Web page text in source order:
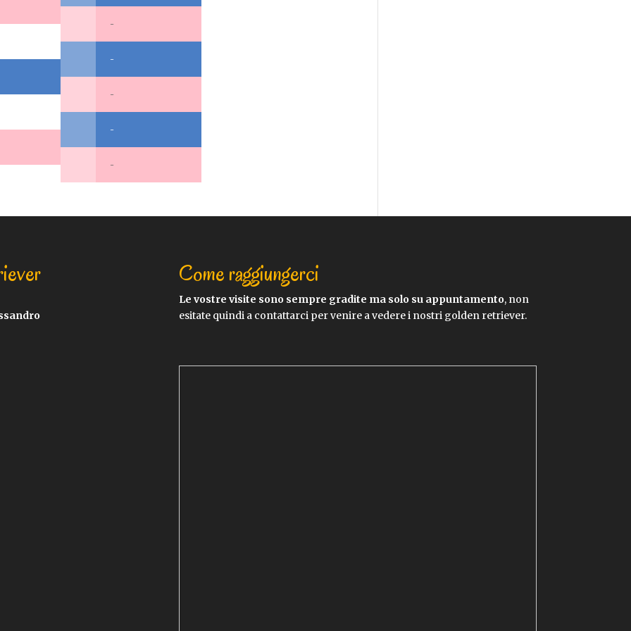
-
-
-
-
-
Come raggiungerci
Le vostre visite sono sempre gradite ma solo su appuntamento, non
esitate quindi a contattarci per venire a vedere i nostri golden retriever.